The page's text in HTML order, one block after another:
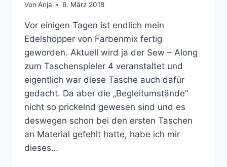
Von Anja 6. März 2018
Vor einigen Tagen ist endlich mein
Edelshopper von Farbenmix fertig
geworden. Aktuell wird ja der Sew – Along
zum Taschenspieler 4 veranstaltet und
eigentlich war diese Tasche auch dafür
gedacht. Da aber die „Begleitumstände“
nicht so prickelnd gewesen sind und es
deswegen schon bei den ersten Taschen
an Material gefehlt hatte, habe ich mir
dieses…